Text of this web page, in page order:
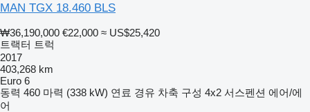
MAN TGX 18.460 BLS
₩36,190,000 €22,000 ≈ US$25,420
트랙터 트럭
2017
403,268 km
Euro 6
동력 460 마력 (338 kW) 연료 경유 차축 구성 4x2 서스펜션 에어/에
어